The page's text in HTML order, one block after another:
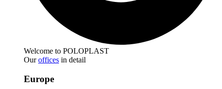
Welcome to POLOPLAST
Ouroffices in detail
Europe